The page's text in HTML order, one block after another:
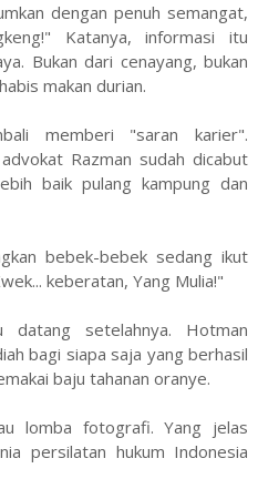
dengan penuh semangat,
Katanya, informasi itu
Bukan dari cenayang, bukan
makan durian.
memberi "saran karier".
Razman sudah dicabut
baik pulang kampung dan
bebek-bebek sedang ikut
keberatan, Yang Mulia!"
setelahnya. Hotman
bagi siapa saja yang berhasil
baju tahanan oranye.
lomba fotografi. Yang jelas
persilatan hukum Indonesia